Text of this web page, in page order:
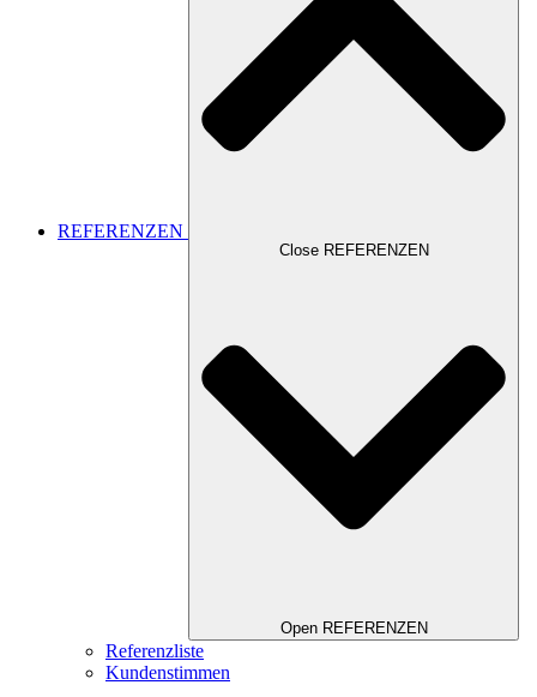
REFERENZEN
Close REFERENZEN
Open REFERENZEN
Referenzliste
Kundenstimmen